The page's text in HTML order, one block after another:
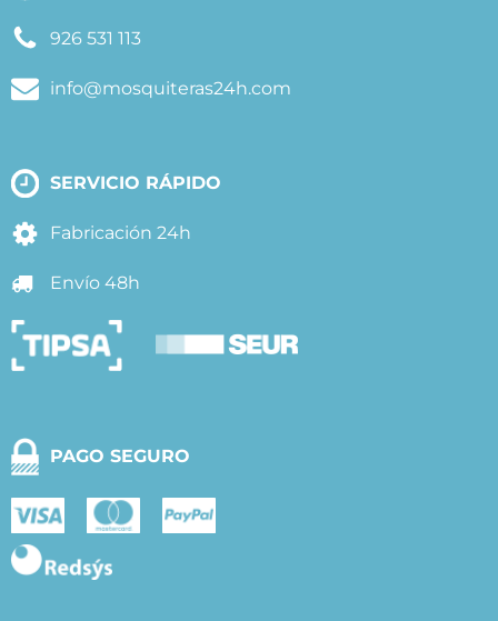
926 531 113
info@mosquiteras24h.com
SERVICIO RÁPIDO
Fabricación 24h
Envío 48h
PAGO SEGURO